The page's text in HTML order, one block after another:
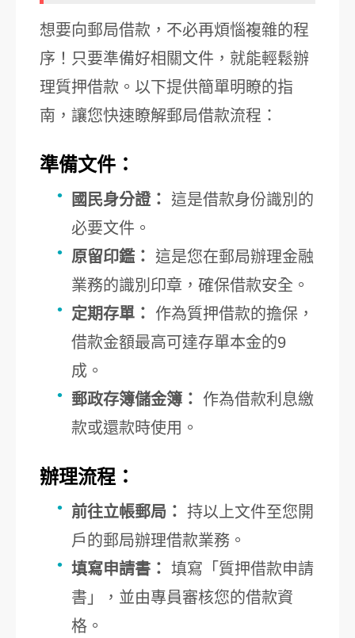
想要向郵局借款，不必再煩惱複雜的程
序！只要準備好相關文件，就能輕鬆辦
理質押借款。以下提供簡單明瞭的指
南，讓您快速瞭解郵局借款流程：
準備文件：
國民身分證：
這是借款身份識別的
必要文件。
原留印鑑：
這是您在郵局辦理金融
業務的識別印章，確保借款安全。
定期存單：
作為質押借款的擔保，
借款金額最高可達存單本金的9
成。
郵政存簿儲金簿：
作為借款利息繳
款或還款時使用。
辦理流程：
前往立帳郵局： 持以上文件至您開
戶的郵局辦理借款業務。
填寫申請書： 填寫「質押借款申請
書」，並由專員審核您的借款資
格。